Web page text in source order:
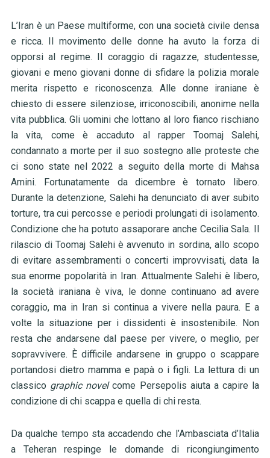
L’Iran è un Paese multiforme, con una società civile densa
e ricca. Il movimento delle donne ha avuto la forza di
opporsi al regime. Il coraggio di ragazze, studentesse,
giovani e meno giovani donne di sfidare la polizia morale
merita rispetto e riconoscenza. Alle donne iraniane è
chiesto di essere silenziose, irriconoscibili, anonime nella
vita pubblica. Gli uomini che lottano al loro fianco rischiano
la vita, come è accaduto al rapper Toomaj Salehi,
condannato a morte per il suo sostegno alle proteste che
ci sono state nel 2022 a seguito della morte di Mahsa
Amini. Fortunatamente da dicembre è tornato libero.
Durante la detenzione, Salehi ha denunciato di aver subito
torture, tra cui percosse e periodi prolungati di isolamento.
Condizione che ha potuto assaporare anche Cecilia Sala. Il
rilascio di Toomaj Salehi è avvenuto in sordina, allo scopo
di evitare assembramenti o concerti improvvisati, data la
sua enorme popolarità in Iran. Attualmente Salehi è libero,
la società iraniana è viva, le donne continuano ad avere
coraggio, ma in Iran si continua a vivere nella paura. E a
volte la situazione per i dissidenti è insostenibile. Non
resta che andarsene dal paese per vivere, o meglio, per
sopravvivere. È difficile andarsene in gruppo o scappare
portandosi dietro mamma e papà o i figli. La lettura di un
classico graphic novelcome Persepolis aiuta a capire la
condizione di chi scappa e quella di chi resta.
Da qualche tempo sta accadendo che l’Ambasciata d’Italia
a Teheran respinge le domande di ricongiungimento